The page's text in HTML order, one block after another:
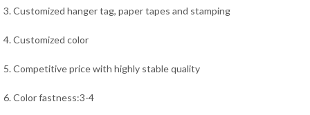
3. Customized hanger tag, paper tapes and stamping
4. Customized color
5. Competitive price with highly stable quality
6. Color fastness:3-4